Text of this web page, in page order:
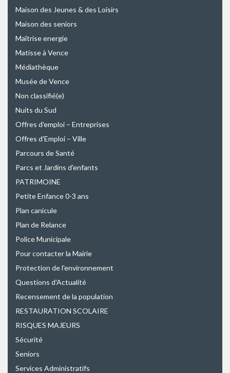
Maison des Jeunes & des Loisirs
Maison des seniors
Maîtrise energie
Matisse à Vence
Médiathèque
Musée de Vence
Non classifié(e)
Nuits du Sud
Offres d'emploi – Entreprises
Offres d'Emploi – Ville
Parcours de Santé
Parcs et Jardins d'enfants
PATRIMOINE
Petite Enfance 0-3 ans
Plan canicule
Plan de Relance
Police Municipale
Pour contacter la Mairie
Protection de l'environnement
Questions d'Actualité
Recensement de la population
RESTAURATION SCOLAIRE
RISQUES MAJEURS
Sécurité
Seniors
Services Administratifs